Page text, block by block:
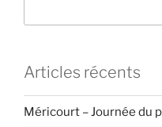
Articles récents
Méricourt – Journée du